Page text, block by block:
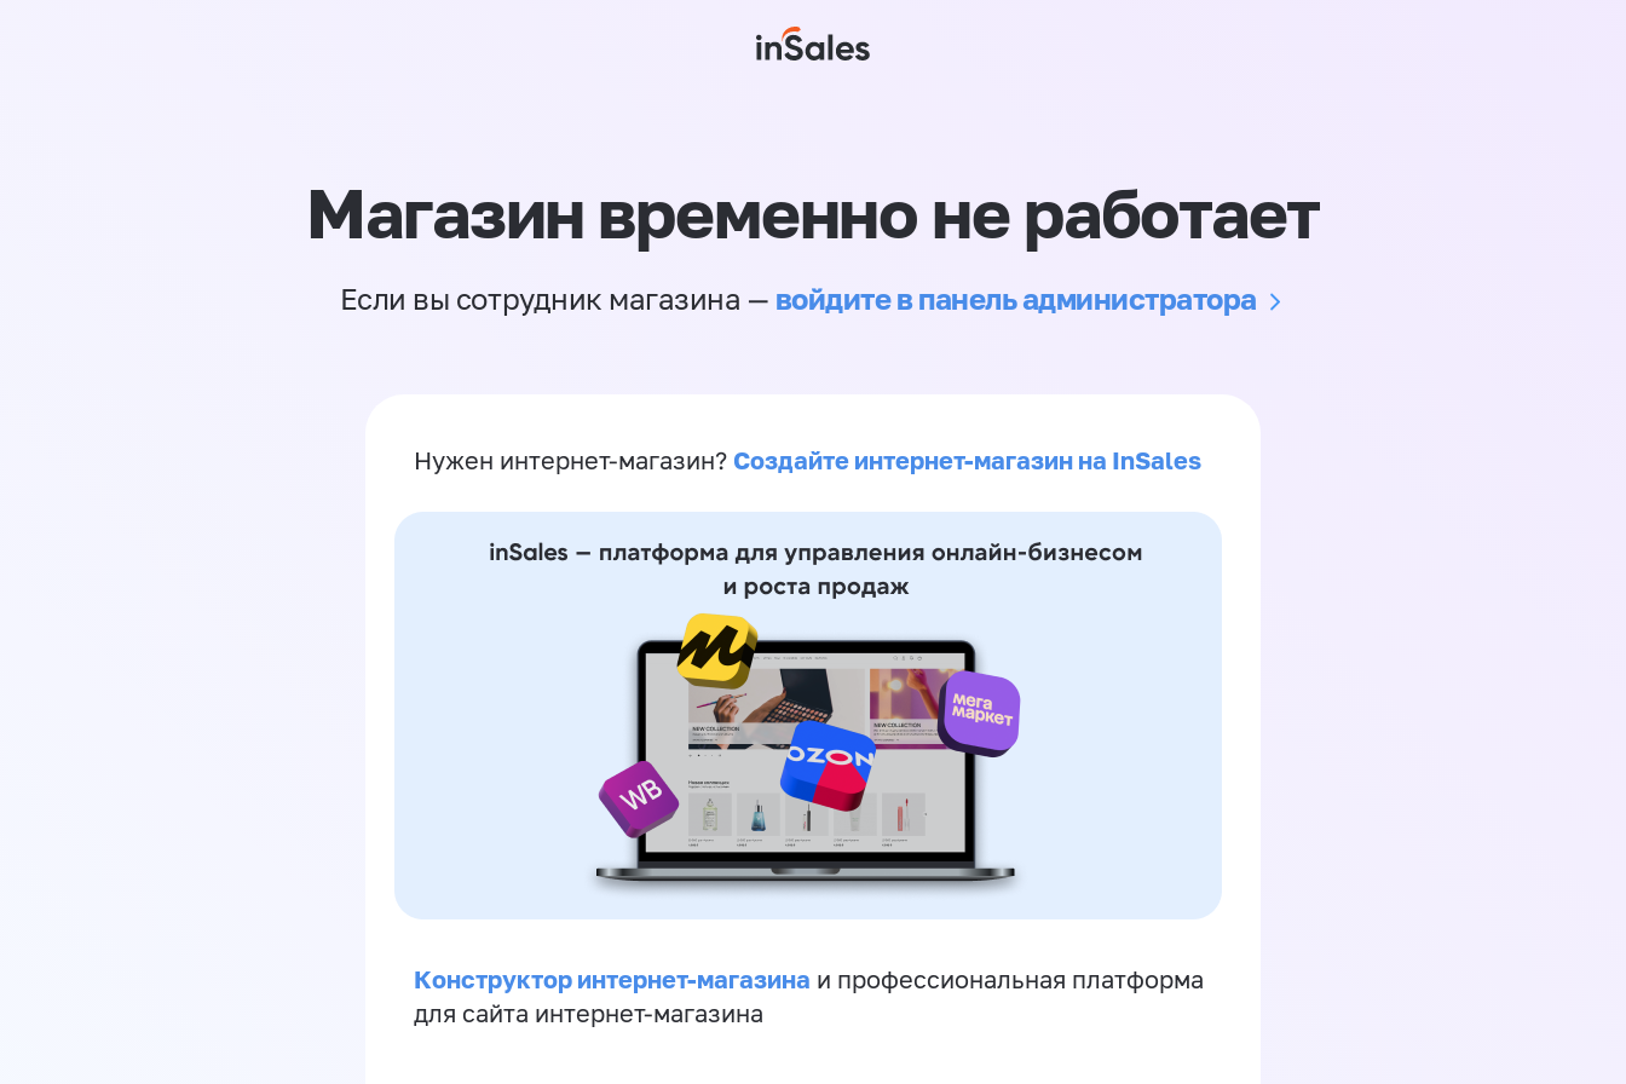
Магазин временно не работает
Если вы сотрудник магазина — войдите в панель администратора
Нужен интернет-магазин? Создайте интернет-магазин на InSales
Конструктор интернет-магазина и профессиональная платформа
для сайта интернет-магазина